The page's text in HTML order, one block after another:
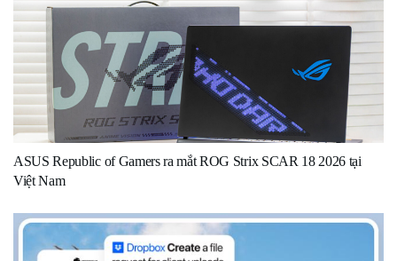
ASUS Republic of Gamers ra mắt ROG Strix SCAR 18 2026 tại
Việt Nam